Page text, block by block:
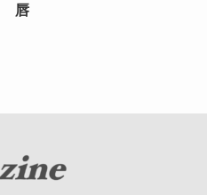
唇